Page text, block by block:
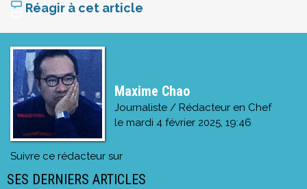
Réagir à cet article
Maxime Chao
Journaliste / Rédacteur en Chef
le mardi 4 février 2025, 19:46
Suivre ce rédacteur sur
SES DERNIERS ARTICLES